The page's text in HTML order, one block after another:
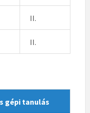
II.
II.
gépi tanulás